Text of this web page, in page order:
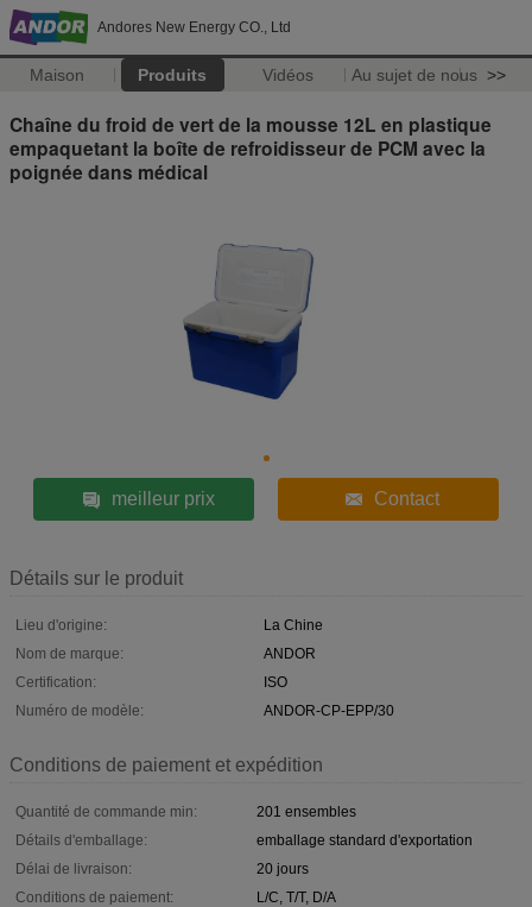
Andores New Energy CO., Ltd
Maison Produits Vidéos Au sujet de nous >>
Chaîne du froid de vert de la mousse 12L en plastique
empaquetant la boîte de refroidisseur de PCM avec la
poignée dans médical
meilleur prix Contact
Détails sur le produit
Lieu d'origine:
La Chine
Nom de marque:
ANDOR
Certification:
ISO
Numéro de modèle:
ANDOR-CP-EPP/30
Conditions de paiement et expédition
Quantité de commande min:
201 ensembles
Détails d'emballage:
emballage standard d'exportation
Délai de livraison:
20 jours
Conditions de paiement:
L/C, T/T, D/A